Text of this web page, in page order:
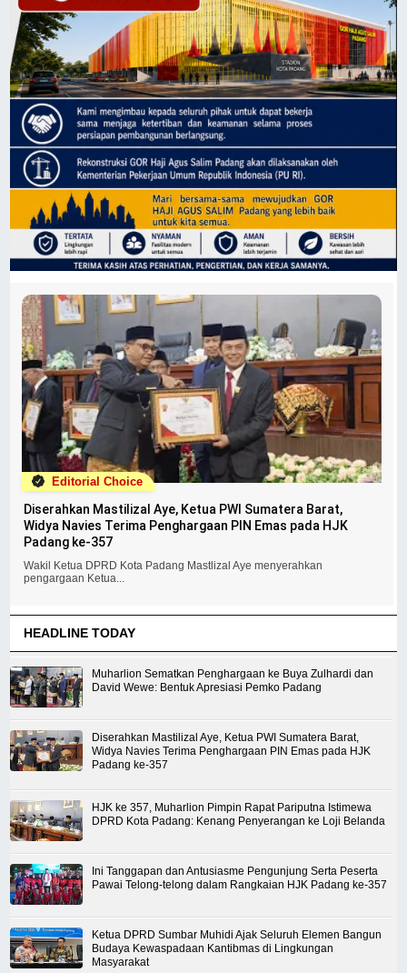
Editorial Choice
Diserahkan Mastilizal Aye, Ketua PWI Sumatera Barat,
Widya Navies Terima Penghargaan PIN Emas pada HJK
Padang ke-357
Wakil Ketua DPRD Kota Padang Mastlizal Aye menyerahkan
pengargaan Ketua...
HEADLINE TODAY
Muharlion Sematkan Penghargaan ke Buya Zulhardi dan
David Wewe: Bentuk Apresiasi Pemko Padang
Diserahkan Mastilizal Aye, Ketua PWI Sumatera Barat,
Widya Navies Terima Penghargaan PIN Emas pada HJK
Padang ke-357
HJK ke 357, Muharlion Pimpin Rapat Pariputna Istimewa
DPRD Kota Padang: Kenang Penyerangan ke Loji Belanda
Ini Tanggapan dan Antusiasme Pengunjung Serta Peserta
Pawai Telong-telong dalam Rangkaian HJK Padang ke-357
Ketua DPRD Sumbar Muhidi Ajak Seluruh Elemen Bangun
Budaya Kewaspadaan Kantibmas di Lingkungan
Masyarakat